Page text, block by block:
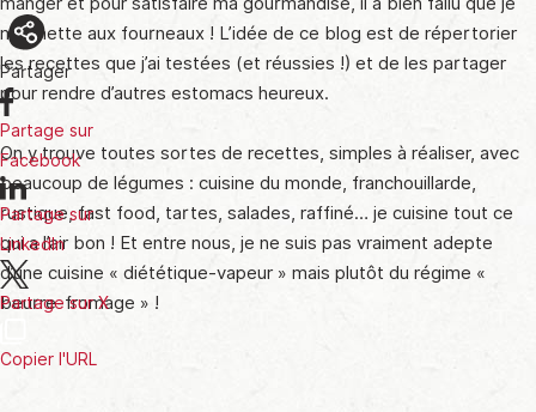
me mette aux fourneaux ! L’idée de ce blog est de répertorier
les recettes que j’ai testées (et réussies !) et de les partager
pour rendre d’autres estomacs heureux.
On y trouve toutes sortes de recettes, simples à réaliser, avec
beaucoup de légumes : cuisine du monde, franchouillarde,
rustique, fast food, tartes, salades, raffiné… je cuisine tout ce
qui a l’air bon ! Et entre nous, je ne suis pas vraiment adepte
d’une cuisine « diététique-vapeur » mais plutôt du régime «
beurre-fromage » !
Partager
Partage sur
Facebook
Partage sur
LinkedIn
Partage sur X
Copier l'URL